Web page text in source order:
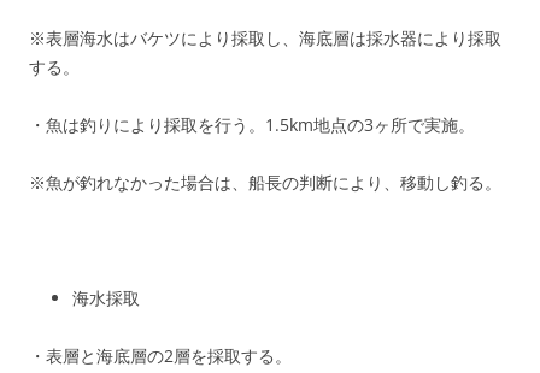
※表層海水はバケツにより採取し、海底層は採水器により採取
する。
・魚は釣りにより採取を行う。1.5km地点の3ヶ所で実施。
※魚が釣れなかった場合は、船長の判断により、移動し釣る。
海水採取
・表層と海底層の2層を採取する。